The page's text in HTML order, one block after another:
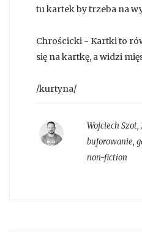
tu kartek by trzeba na
Chrościcki - Kartki to
się na kartkę, a widzi
/kurtyna/
Wojciech Szot,
buforowanie,
non-fiction